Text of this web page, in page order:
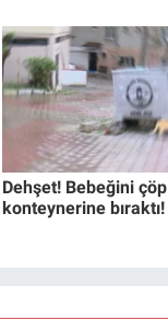
Dehşet! Bebeğini çöp
konteynerine bıraktı!